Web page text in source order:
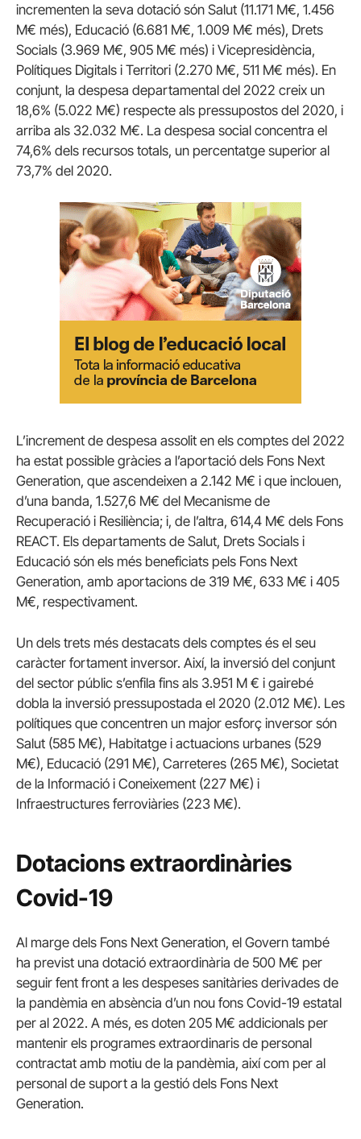
incrementen la seva dotació són Salut (11.171 M€, 1.456
M€ més), Educació (6.681 M€, 1.009 M€ més), Drets
Socials (3.969 M€, 905 M€ més) i Vicepresidència,
Polítiques Digitals i Territori (2.270 M€, 511 M€ més). En
conjunt, la despesa departamental del 2022 creix un
18,6% (5.022 M€) respecte als pressupostos del 2020, i
arriba als 32.032 M€. La despesa social concentra el
74,6% dels recursos totals, un percentatge superior al
73,7% del 2020.
L’increment de despesa assolit en els comptes del 2022
ha estat possible gràcies a l’aportació dels Fons Next
Generation, que ascendeixen a 2.142 M€ i que inclouen,
d’una banda, 1.527,6 M€ del Mecanisme de
Recuperació i Resiliència; i, de l’altra, 614,4 M€ dels Fons
REACT. Els departaments de Salut, Drets Socials i
Educació són els més beneficiats pels Fons Next
Generation, amb aportacions de 319 M€, 633 M€ i 405
M€, respectivament.
Un dels trets més destacats dels comptes és el seu
caràcter fortament inversor. Així, la inversió del conjunt
del sector públic s’enfila fins als 3.951 M € i gairebé
dobla la inversió pressupostada el 2020 (2.012 M€). Les
polítiques que concentren un major esforç inversor són
Salut (585 M€), Habitatge i actuacions urbanes (529
M€), Educació (291 M€), Carreteres (265 M€), Societat
de la Informació i Coneixement (227 M€) i
Infraestructures ferroviàries (223 M€).
Dotacions extraordinàries
Covid-19
Al marge dels Fons Next Generation, el Govern també
ha previst una dotació extraordinària de 500 M€ per
seguir fent front a les despeses sanitàries derivades de
la pandèmia en absència d’un nou fons Covid-19 estatal
per al 2022. A més, es doten 205 M€ addicionals per
mantenir els programes extraordinaris de personal
contractat amb motiu de la pandèmia, així com per al
personal de suport a la gestió dels Fons Next
Generation.